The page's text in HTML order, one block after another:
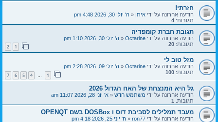
חזרתי!
הודעה אחרונה על ידי איתן«ה' יולי 30, 2026 4:48 pm
תגובות: 4
תגובת חברת קומפדיה
הודעה אחרונה על ידי Octarine
«ה' יולי 30, 2026 1:10 pm
תגובות: 20
2
מזל טוב לי
הודעה אחרונה על ידי Octarine
«ה' יולי 09, 2026 2:28 pm
תגובות: 100
…
4
5
6
7
גל היא המנצחת של האח הגדול 2026
הודעה אחרונה על ידי משתמש חדש«א' יוני 28, 2026 11:07 am
תגובות: 1
מעבד תמלילים לסביבת דוס ו DOSBox בשם OPENQT
הודעה אחרונה על ידי ron77
«ה' יוני 25, 2026 4:18 pm